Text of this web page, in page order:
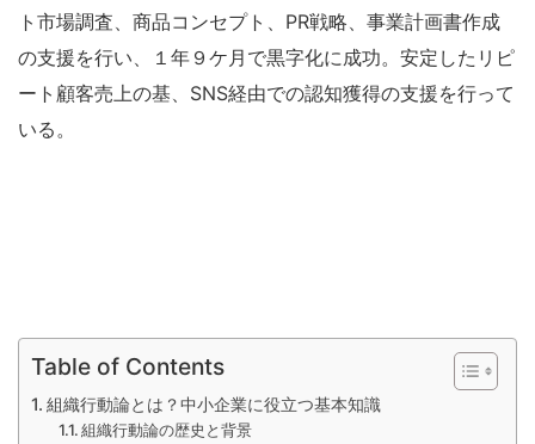
ト市場調査、商品コンセプト、PR戦略、事業計画書作成
の支援を行い、１年９ケ月で黒字化に成功。安定したリピ
ート顧客売上の基、SNS経由での認知獲得の支援を行って
いる。
Table of Contents
組織行動論とは？中小企業に役立つ基本知識
組織行動論の歴史と背景